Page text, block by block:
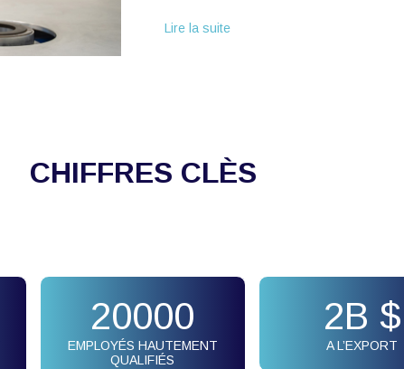
Lire la suite
CHIFFRES CLÈS
20000
EMPLOYÉS HAUTEMENT
QUALIFIÉS
2B $
A L’EXPORT